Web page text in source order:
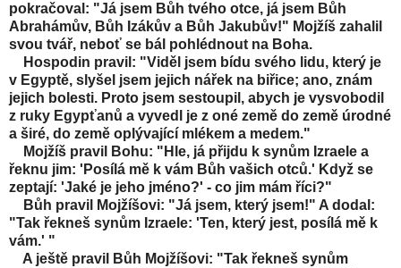
pokračoval: "Já jsem Bůh tvého otce, já jsem Bůh
Abrahámův, Bůh Izákův a Bůh Jakubův!" Mojžíš zahalil
svou tvář, neboť se bál pohlédnout na Boha.
Hospodin pravil: "Viděl jsem bídu svého lidu, který je
v Egyptě, slyšel jsem jejich nářek na biřice; ano, znám
jejich bolesti. Proto jsem sestoupil, abych je vysvobodil
z ruky Egypťanů a vyvedl je z oné země do země úrodné
a širé, do země oplývající mlékem a medem."
Mojžíš pravil Bohu: "Hle, já přijdu k synům Izraele a
řeknu jim: 'Posílá mě k vám Bůh vašich otců.' Když se
zeptají: 'Jaké je jeho jméno?' - co jim mám říci?"
Bůh pravil Mojžíšovi: "Já jsem, který jsem!" A dodal:
"Tak řekneš synům Izraele: 'Ten, který jest, posílá mě k
vám.' "
A ještě pravil Bůh Mojžíšovi: "Tak řekneš synům